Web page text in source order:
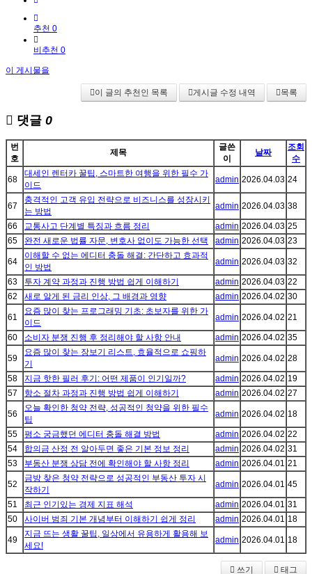
추천 0
비추천 0
이 게시물을
이 글의 추천인 목록 게시글 수정 내역 목록
댓글 0
번
호
제목
글쓴
이
날짜
조회
수
68
대세인 렌터카 꿀팁, 스마트한 여행을 위한 필수 가
이드
admin 2026.04.03 24
67
충격적인 고객 유입 전략으로 비즈니스를 성장시키
는 방법
admin 2026.04.03 38
66 교통사고 단계별 특징과 흐름 정리 admin 2026.04.03 25
65
완전 새로운 법률 자문, 변호사 없이도 가능한 선택 admin 2026.04.03 23
64
이해할 수 없는 에디터 충돌 해결: 간단하고 효과적
인 방법
admin 2026.04.03 32
63 투자 계약 과정과 진행 방법 쉽게 이해하기 admin 2026.04.03 22
62
새로 알게 된 금리 인상, 그 배경과 영향 admin 2026.04.02 30
61
요즘 많이 찾는 프로그래밍 기초: 초보자를 위한 가
이드
admin 2026.04.02 21
60 소비자 분쟁 진행 후 정리해야 할 사항 안내 admin 2026.04.02 35
59
요즘 많이 찾는 장보기 리스트, 효율적으로 쇼핑하
기
admin 2026.04.02 28
58 지금 핫한 필러 후기: 어떤 제품이 인기일까? admin 2026.04.02 19
57
항소 절차 과정과 진행 방법 쉽게 이해하기 admin 2026.04.02 27
56
오늘 확인한 청약 전략, 성공적인 청약을 위한 필수
팁
admin 2026.04.02 18
55 평소 궁금했던 에디터 충돌 해결 방법 admin 2026.04.02 22
54
합의금 산정 전 알아두면 좋은 기본 정보 정리 admin 2026.04.02 31
53
부동산 분쟁 상담 전에 확인해야 할 사항 정리 admin 2026.04.01 21
52
금방 찾은 청약 전략으로 성공적인 부동산 투자 시
작하기
admin 2026.04.01 45
51 최근 인기있는 경제 지표 해석 admin 2026.04.01 31
50
사이버 범죄 기본 개념부터 이해하기 쉽게 정리 admin 2026.04.01 18
49
지금 뜨는 생활 꿀팁, 일상에서 유용하게 활용해 보
세요!
admin 2026.04.01 18
쓰기 태그